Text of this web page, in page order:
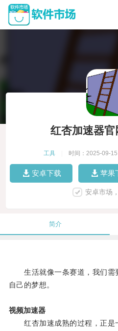
红杏加速器
工具 时间：2025-09-15
安卓下载 苹果
安卓市场
简介
生活就像一条赛道，我们需
自己的梦想。
视频加速器
红杏加速成熟的过程，正是